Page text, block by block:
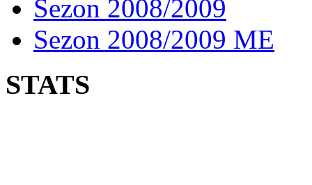
Sezon 2008/2009
Sezon 2008/2009 ME
STATS